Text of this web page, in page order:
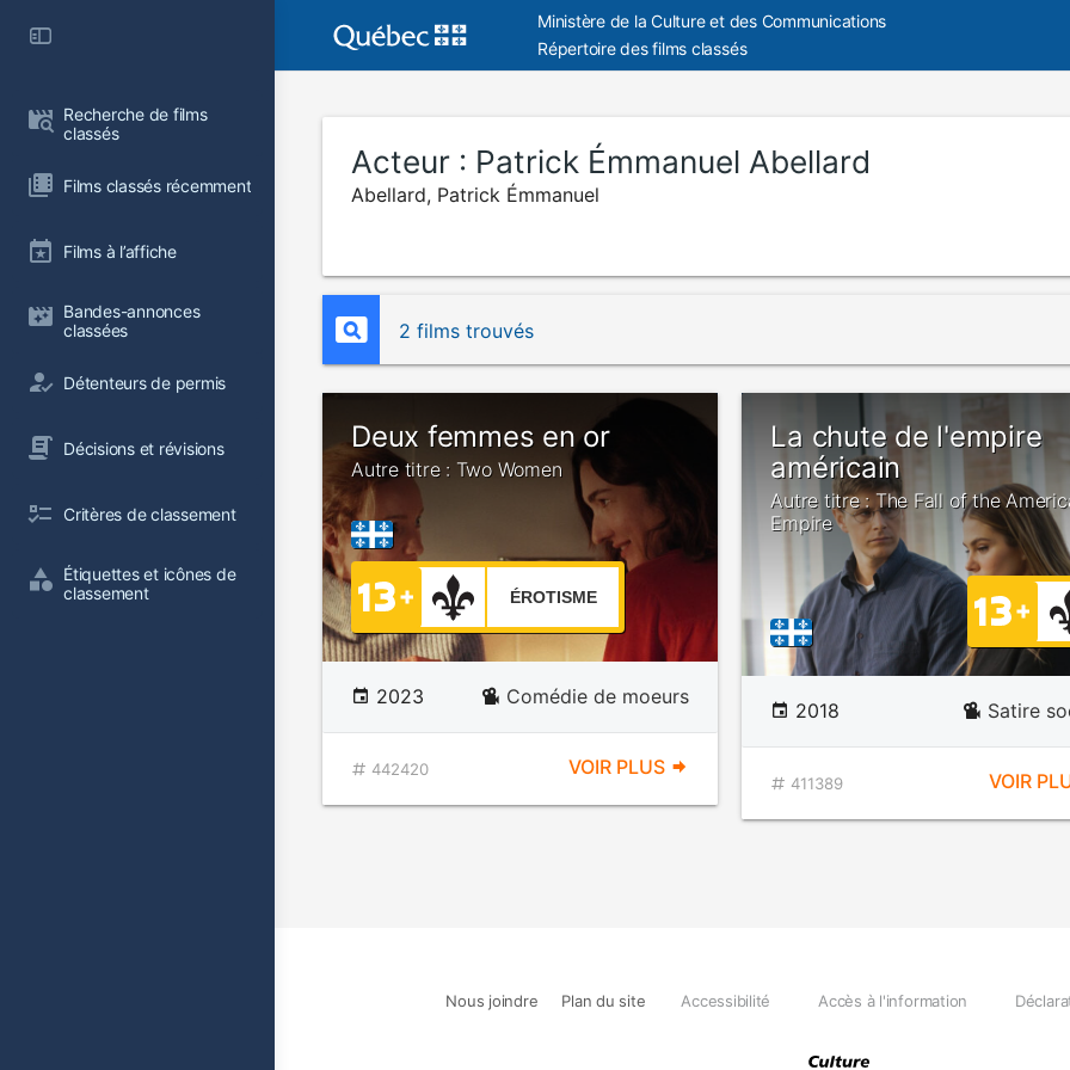
Recherche de films
classés
Films classés récemment
Films à l’affiche
Bandes-annonces
classées
Détenteurs de permis
Décisions et révisions
Critères de classement
Étiquettes et icônes de
classement
Ministère de la Culture et des Communications
Répertoire des films classés
Acteur : Patrick Émmanuel Abellard
Abellard, Patrick Émmanuel
2 films trouvés
Deux femmes en or
Autre titre : Two Women
ÉROTISME
2023 Comédie de moeurs
442420 VOIR PLUS
La chute de l'empire
américain
Autre titre : The Fall of the
Empire
2018 Satire
411389 VOIR
Nous joindre Plan du site Accessibilité Accès à l'information